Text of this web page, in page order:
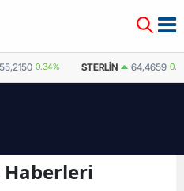
55,2150 0.34% STERLIN 64,4659
Haberleri